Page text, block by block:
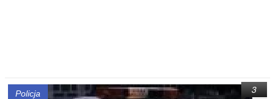
Policja 3